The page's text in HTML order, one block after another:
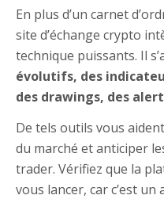
En plus d’un carnet
site d’échange crypto
technique puissants. Il
évolutifs, des
des drawings, des
De tels outils vous
du marché et anticiper
trader. Vérifiez que la
vous lancer, car c’est un